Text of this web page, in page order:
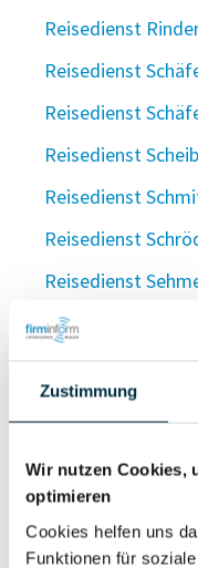
Zustimmung
Wir nutzen Cookies,
optimieren
Cookies helfen uns
Funktionen für
Reisedienst
Reisedienst
Reisedienst
Reisedienst
Reisedienst
Reisedienst
Reisedienst
Reisedienst
Reisedienst
REISEDIENST
K.